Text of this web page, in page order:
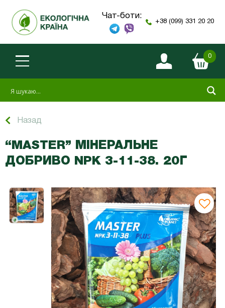
Чат-боти:
+38 (099) 331 20 20
0
Назад
“MASTER” МІНЕРАЛЬНЕ
ДОБРИВО NPK 3-11-38. 20Г